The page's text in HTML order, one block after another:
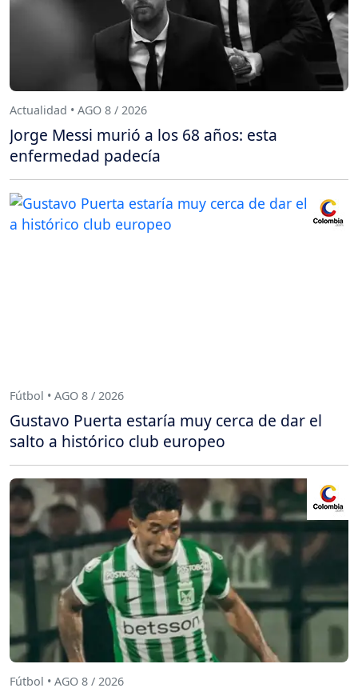
Actualidad • AGO 8 / 2026
Jorge Messi murió a los 68 años: esta
enfermedad padecía
Fútbol • AGO 8 / 2026
Gustavo Puerta estaría muy cerca de dar el
salto a histórico club europeo
Fútbol • AGO 8 / 2026